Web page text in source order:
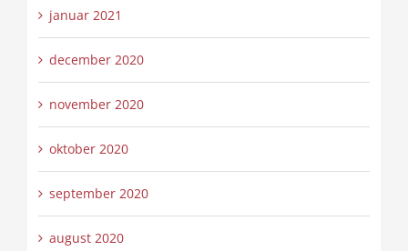
januar 2021
december 2020
november 2020
oktober 2020
september 2020
august 2020